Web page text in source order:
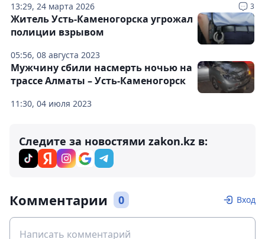
13:29, 24 марта 2026 3
05:56, 08 августа 2023
Житель Усть-Каменогорска угрожал
полиции взрывом
11:30, 04 июля 2023
Мужчину сбили насмерть ночью на
трассе Алматы – Усть-Каменогорск
Следите за новостями zakon.kz в:
Комментарии 0 Вход